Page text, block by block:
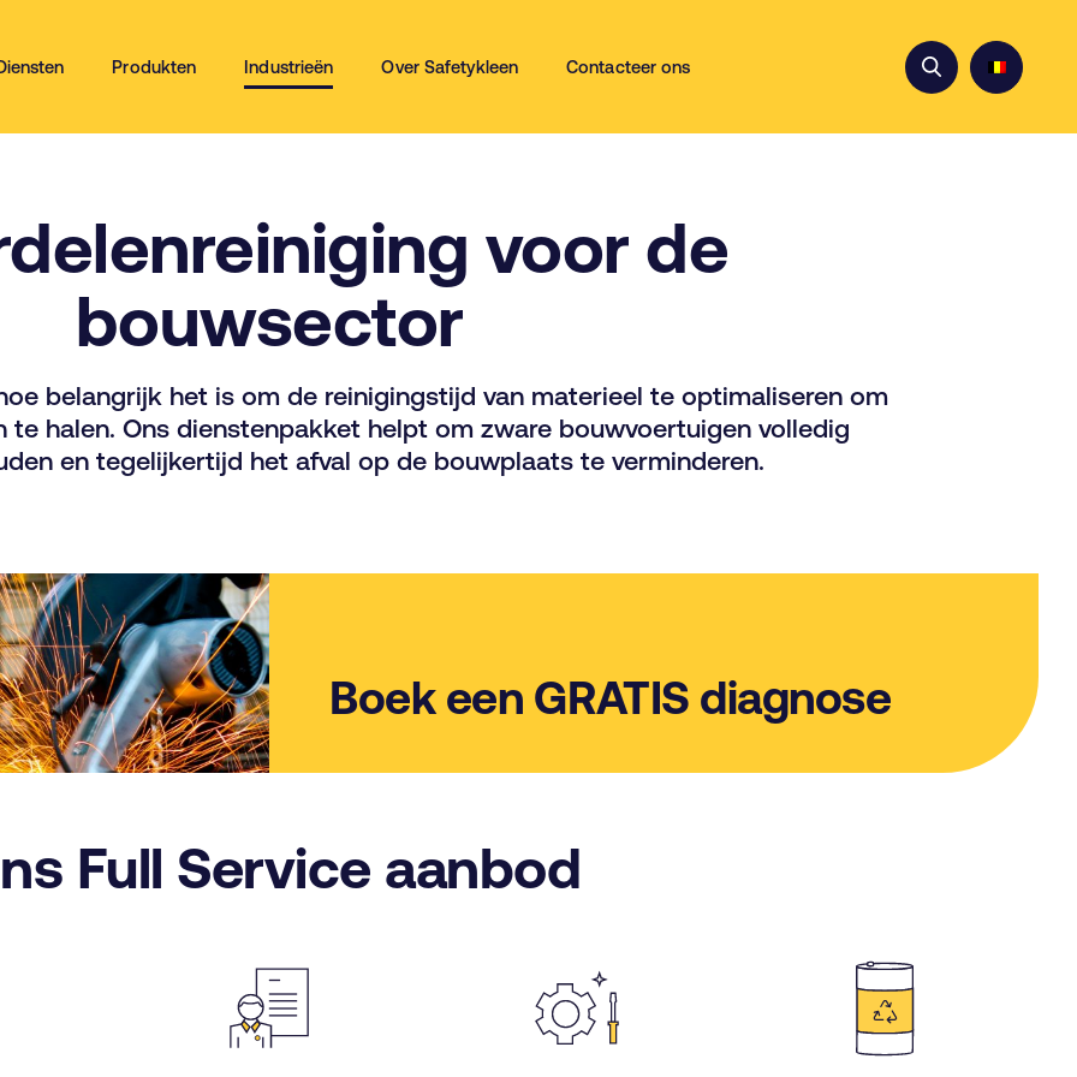
Produkten Industrieën Over Safetykleen Contacteer ons
voor de
bouwsector
belangrijk het is om de reinigingstijd van materieel te optimaliseren om
halen. Ons dienstenpakket helpt om zware bouwvoertuigen volledig
en tegelijkertijd het afval op de bouwplaats te verminderen.
Boek een GRATIS diagnose
Full Service aanbod